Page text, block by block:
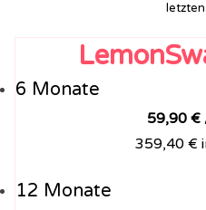
letzten
6 Monate
59,90 €
359,40 €
12 Monate